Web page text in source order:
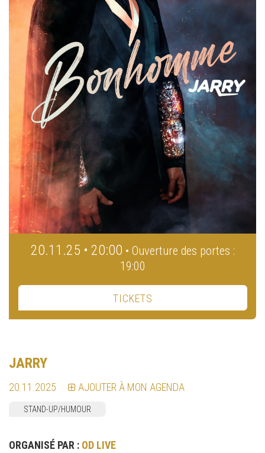
20.11.25 • 20:00 • Ouverture des portes :
19:00
TICKETS
JARRY
20.11.2025 AJOUTER À MON AGENDA
STAND-UP/HUMOUR
ORGANISÉ PAR : OD LIVE